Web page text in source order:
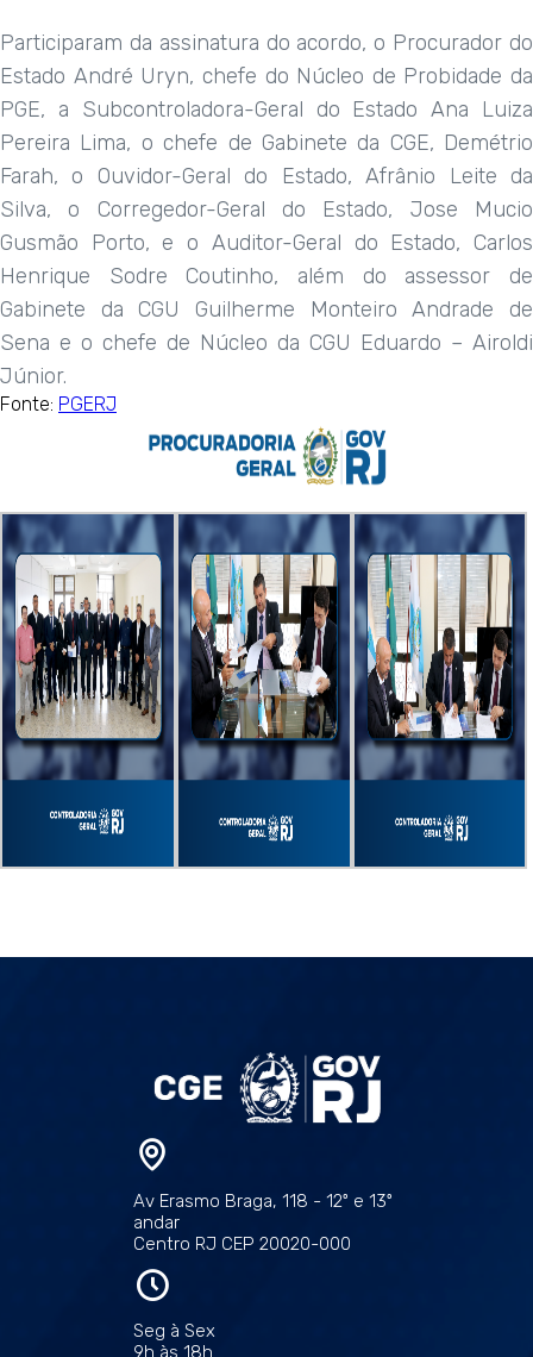
Participaram da assinatura do acordo, o Procurador do
Estado André Uryn, chefe do Núcleo de Probidade da
PGE, a Subcontroladora-Geral do Estado Ana Luiza
Pereira Lima, o chefe de Gabinete da CGE, Demétrio
Farah, o Ouvidor-Geral do Estado, Afrânio Leite da
Silva, o Corregedor-Geral do Estado, Jose Mucio
Gusmão Porto, e o Auditor-Geral do Estado, Carlos
Henrique Sodre Coutinho, além do assessor de
Gabinete da CGU Guilherme Monteiro Andrade de
Sena e o chefe de Núcleo da CGU Eduardo – Airoldi
Júnior.
Fonte: PGERJ
Av Erasmo Braga, 118 - 12º e 13º
andar
Centro RJ CEP 20020-000
Seg à Sex
9h às 18h